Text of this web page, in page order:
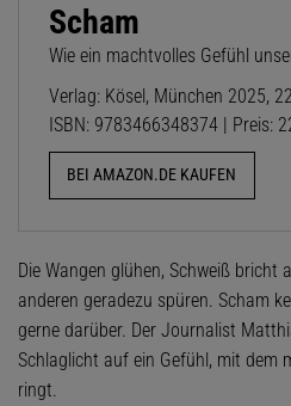
Scham
Wie ein machtvolles Gefühl
Verlag: Kösel, München 2025,
ISBN: 9783466348374 | Preis:
BEI AMAZON.DE KAUFEN
Die Wangen glühen, Schweiß bricht
anderen geradezu spüren. Scham
gerne darüber. Der Journalist
Schlaglicht auf ein Gefühl, mit dem
ringt.